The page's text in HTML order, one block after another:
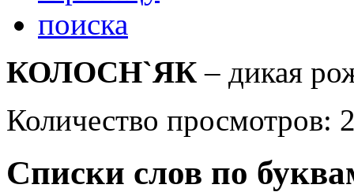
КОЛОСН`ЯК – дикая
Количество просмотров:
Списки слов по